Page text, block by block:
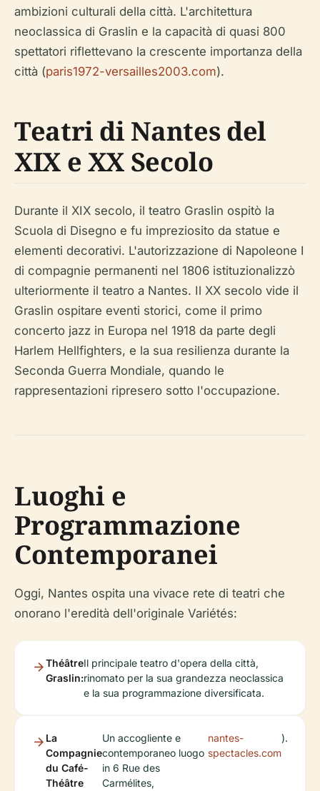
ambizioni culturali della città. L'architettura
neoclassica di Graslin e la capacità di quasi 800
spettatori riflettevano la crescente importanza della
città (paris1972-versailles2003.com).
Teatri di Nantes del
XIX e XX Secolo
Durante il XIX secolo, il teatro Graslin ospitò la
Scuola di Disegno e fu impreziosito da statue e
elementi decorativi. L'autorizzazione di Napoleone I
di compagnie permanenti nel 1806 istituzionalizzò
ulteriormente il teatro a Nantes. Il XX secolo vide il
Graslin ospitare eventi storici, come il primo
concerto jazz in Europa nel 1918 da parte degli
Harlem Hellfighters, e la sua resilienza durante la
Seconda Guerra Mondiale, quando le
rappresentazioni ripresero sotto l'occupazione.
Luoghi e
Programmazione
Contemporanei
Oggi, Nantes ospita una vivace rete di teatri che
onorano l'eredità dell'originale Variétés:
Théâtre
Graslin:
Il principale teatro d'opera della città,
rinomato per la sua grandezza neoclassica
e la sua programmazione diversificata.
La
Compagnie
du Café-
Théâtre
Un accogliente e
contemporaneo luogo
in 6 Rue des
Carmélites,
nantes-
spectacles.com
).